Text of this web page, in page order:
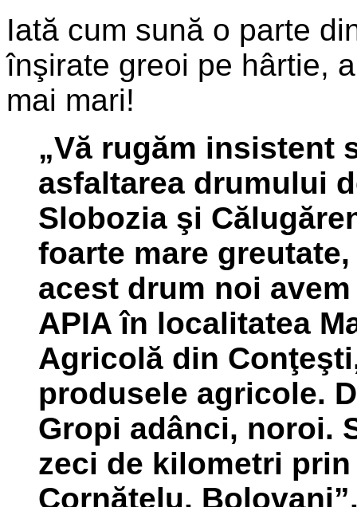
Iată cum sună o parte
înşirate greoi pe hârtie,
mai mari!
„Vă rugăm insistent
asfaltarea drumului
Slobozia şi
foarte mare
acest drum noi
APIA în localitatea
Agricolă din
produsele agricole.
Gropi adânci, noroi.
zeci de kilometri
Cornăţelu,